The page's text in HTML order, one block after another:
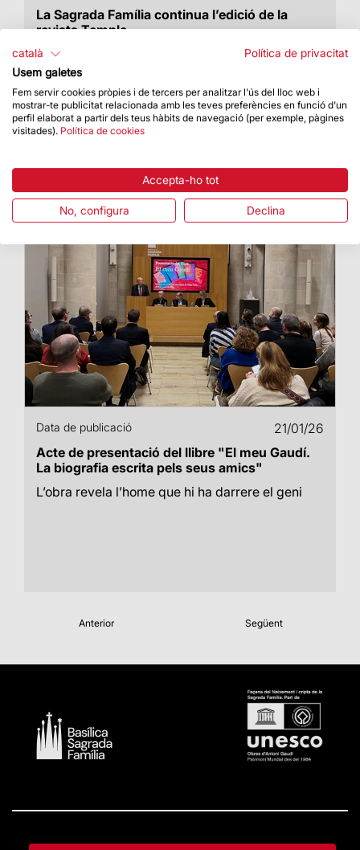
La Sagrada Família continua l’edició de la
revista Temple
La publicació es pot consultar en paper i en
digital
Data de publicació
21/01/26
Acte de presentació del llibre "El meu Gaudí.
La biografia escrita pels seus amics"
L’obra revela l’home que hi ha darrere el geni
Anterior Següent
català
Política de privacitat
Usem galetes
Fem servir cookies pròpies i de tercers per analitzar l'ús del lloc web i
mostrar-te publicitat relacionada amb les teves preferències en funció d'un
perfil elaborat a partir dels teus hàbits de navegació (per exemple, pàgines
visitades). Política de cookies
Accepta-ho tot
No, configura Declina